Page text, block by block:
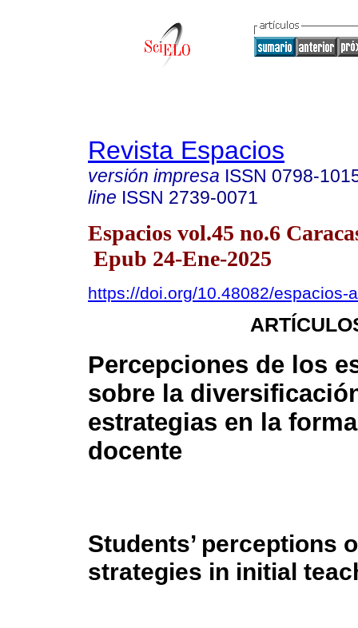
Revista Espacios
versión impresa ISSN 0798-
line ISSN 2739-0071
Espacios vol.45 no.6
Epub 24-Ene-2025
https://doi.org/10.48082/espacios-
Percepciones de los
sobre la
estrategias en la
docente
Students’ perceptions
strategies in initial